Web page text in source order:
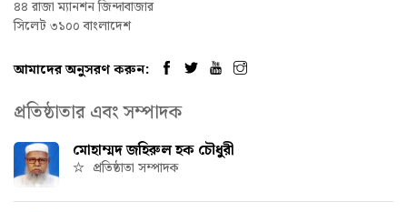
৪৪ রাজা ম্যানশন জিন্দাবাজার
সিলেট ৩১০০ বাংলাদেশ
আমাদের অনুসরণ করুন:
প্রতিষ্ঠাতার এবং সম্পাদক
মোহাম্মদ জহিরুল হক চৌধুরী
প্রতিষ্ঠাতা সম্পাদক